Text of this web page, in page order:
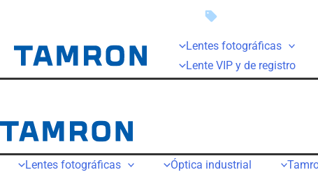
Lentes fotográficas
Lente VIP y de registro
Lentes fotográficas Óptica industrial